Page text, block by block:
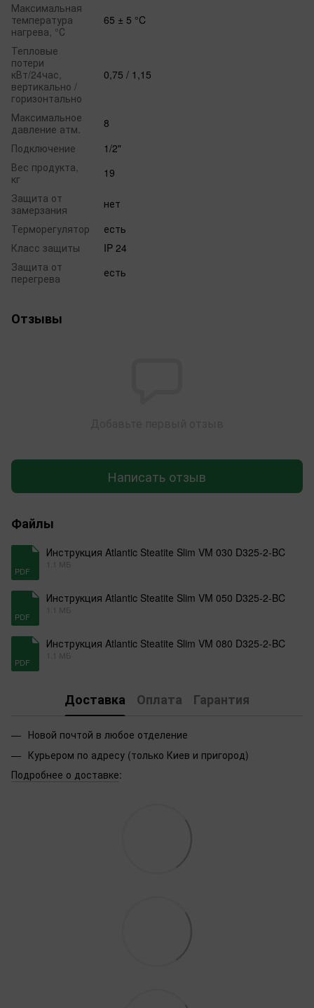
Максимальная
температура
нагрева, °С
65 ± 5 °C
Тепловые
потери
кВт/24час,
вертикально /
горизонтально
0,75 / 1,15
Максимальное
давление атм.
8
Подключение
1/2"
Вес продукта,
кг
19
Защита от
замерзания
нет
Терморегулятор
есть
Класс защиты
IP 24
Защита от
перегрева
есть
Отзывы
Написать отзыв
Файлы
PDF
Инструкция Atlantic Steatitе Slim VM 030 D325-2-BC
1.1 МБ
PDF
Инструкция Atlantic Steatitе Slim VM 050 D325-2-BC
1.1 МБ
PDF
Инструкция Atlantic Steatitе Slim VM 080 D325-2-BC
1.1 МБ
Доставка Оплата Гарантия
Новой почтой в любое отделение
Курьером по адресу (только Киев и пригород)
Подробнее о доставке: